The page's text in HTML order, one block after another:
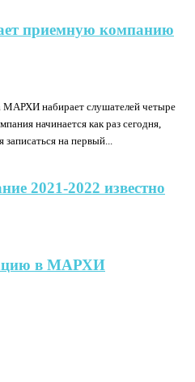
приемную компанию
набирает слушателей четыре
начинается как раз сегодня,
записаться на первый...
2021-2022 известно
в МАРХИ